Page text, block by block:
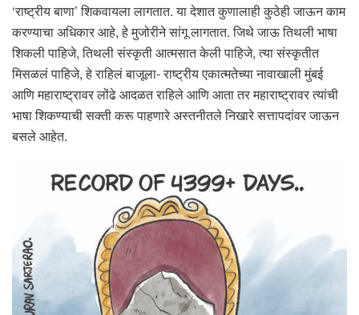
‘राष्ट्रीय बाणा’ शिकवायला लागतात. या देशात कुणालाही कुठेही जाऊन काम
करण्याचा अधिकार आहे, हे मुजोरीने सांगू लागतात. जिथे जाऊ तिथली भाषा
शिकली पाहिजे, तिथली संस्कृती आत्मसात केली पाहिजे, त्या संस्कृतीत
मिसळलं पाहिजे, हे राहिलं बाजूला- राष्ट्रीय एकात्मतेच्या नावाखाली मुंबई
आणि महाराष्ट्रावर लोंढे आदळत राहिले आणि आता तर महाराष्ट्रावर त्यांची
भाषा शिकण्याची सक्ती करू पाहणारे अस्तनीतले निखारे सत्तापदांवर जाऊन
बसले आहेत.